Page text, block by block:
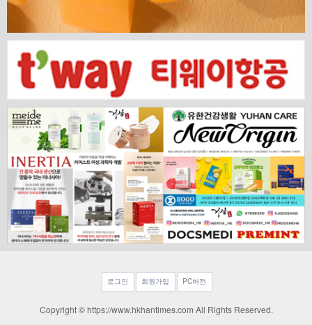
로그인 회원가입 PC버전
Copyright © https://www.hkhantimes.com All Rights Reserved.